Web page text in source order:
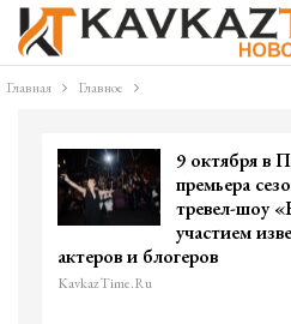
Главная Главное
9 октября в
премьера
тревел-шоу
участием
актеров и блогеров
KavkazTime.ru